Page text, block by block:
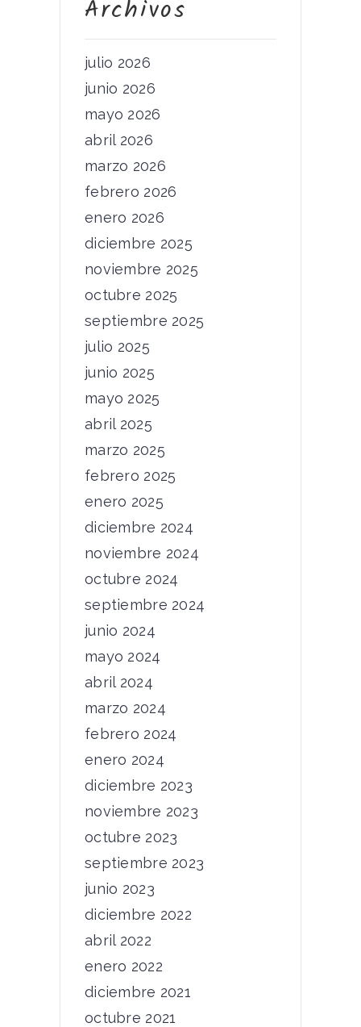
Archivos
julio 2026
junio 2026
mayo 2026
abril 2026
marzo 2026
febrero 2026
enero 2026
diciembre 2025
noviembre 2025
octubre 2025
septiembre 2025
julio 2025
junio 2025
mayo 2025
abril 2025
marzo 2025
febrero 2025
enero 2025
diciembre 2024
noviembre 2024
octubre 2024
septiembre 2024
junio 2024
mayo 2024
abril 2024
marzo 2024
febrero 2024
enero 2024
diciembre 2023
noviembre 2023
octubre 2023
septiembre 2023
junio 2023
diciembre 2022
abril 2022
enero 2022
diciembre 2021
octubre 2021